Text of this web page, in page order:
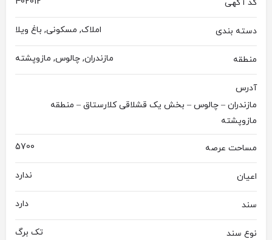
کد آگهی
دسته بندی املاک, مسکونی, باغ ویلا
منطقه مازندران, چالوس, مازوپشته
آدرس
مازندران – چالوس – بخش یک قشلاقی کلارستاق – منطقه
مازوپشته
مساحت عرصه 5700
اعیان ندارد
سند دارد
نوع سند تک برگ